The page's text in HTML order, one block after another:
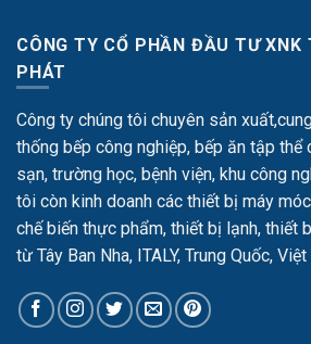
CÔNG TY CỔ PHẦN ĐẦU TƯ XNK
PHÁT
Công ty chúng tôi chuyên sản
thống bếp công nghiệp, bếp ăn tập thể
sạn, trường học, bệnh viện, khu công
tôi còn kinh doanh các thiết bị máy
chế biến thực phẩm, thiết bị lạnh, thiết
từ Tây Ban Nha, ITALY, Trung Quốc, Việt